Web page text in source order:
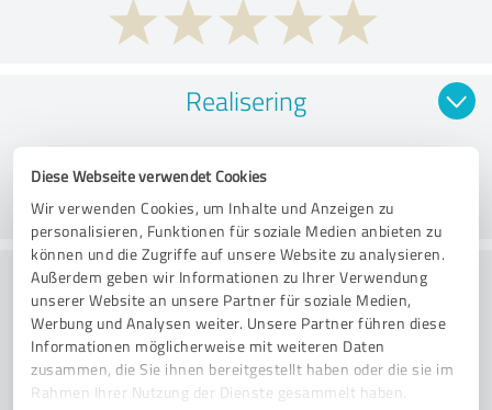
Diese Webseite verwendet Cookies
Wir verwenden Cookies, um Inhalte und Anzeigen zu
personalisieren, Funktionen für soziale Medien anbieten zu
können und die Zugriffe auf unsere Website zu analysieren.
Außerdem geben wir Informationen zu Ihrer Verwendung
unserer Website an unsere Partner für soziale Medien,
Werbung und Analysen weiter. Unsere Partner führen diese
Informationen möglicherweise mit weiteren Daten
zusammen, die Sie ihnen bereitgestellt haben oder die sie im
Rahmen Ihrer Nutzung der Dienste gesammelt haben.
Realisering
Rådgivning